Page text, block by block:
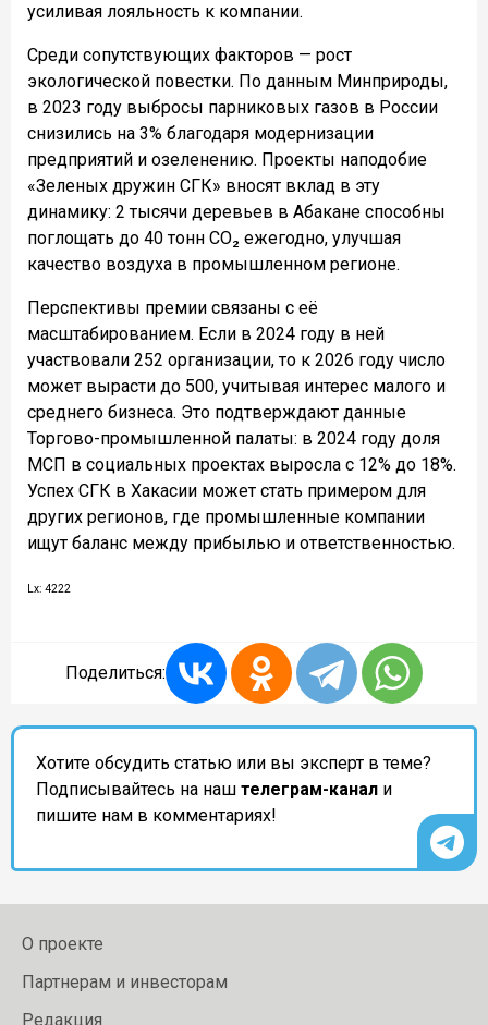
усиливая лояльность к компании.
Среди сопутствующих факторов — рост
экологической повестки. По данным Минприроды,
в 2023 году выбросы парниковых газов в России
снизились на 3% благодаря модернизации
предприятий и озеленению. Проекты наподобие
«Зеленых дружин СГК» вносят вклад в эту
динамику: 2 тысячи деревьев в Абакане способны
поглощать до 40 тонн CO₂ ежегодно, улучшая
качество воздуха в промышленном регионе.
Перспективы премии связаны с её
масштабированием. Если в 2024 году в ней
участвовали 252 организации, то к 2026 году число
может вырасти до 500, учитывая интерес малого и
среднего бизнеса. Это подтверждают данные
Торгово-промышленной палаты: в 2024 году доля
МСП в социальных проектах выросла с 12% до 18%.
Успех СГК в Хакасии может стать примером для
других регионов, где промышленные компании
ищут баланс между прибылью и ответственностью.
Lx: 4222
Поделиться:
Хотите обсудить статью или вы эксперт в теме?
Подписывайтесь на наш телеграм-канал и
пишите нам в комментариях!
О проекте
Партнерам и инвесторам
Редакция